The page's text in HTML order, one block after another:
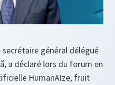
secrétaire général délégué
a déclaré lors du forum en
HumanAIze, fruit